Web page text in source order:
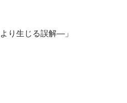
り生じる誤解―」